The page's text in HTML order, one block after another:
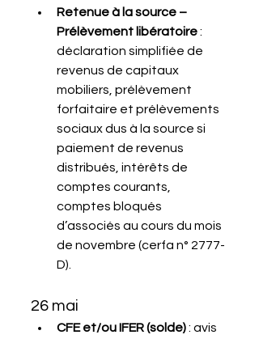
Retenue à la source –
Prélèvement libératoire :
déclaration simplifiée de
revenus de capitaux
mobiliers, prélèvement
forfaitaire et prélèvements
sociaux dus à la source si
paiement de revenus
distribués, intérêts de
comptes courants,
comptes bloqués
d’associés au cours du mois
de novembre (cerfa n° 2777-
D).
26 mai
CFE et/ou IFER (solde) : avis